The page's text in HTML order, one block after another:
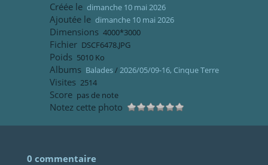
Créée le dimanche 10 mai 2026
Ajoutée le dimanche 10 mai 2026
Dimensions 4000*3000
Fichier DSCF6478.JPG
Poids 5010 Ko
Albums Balades/2026/05/09-16, Cinque Terre
Visites 2514
Score pas de note
Notez cette photo
0 commentaire